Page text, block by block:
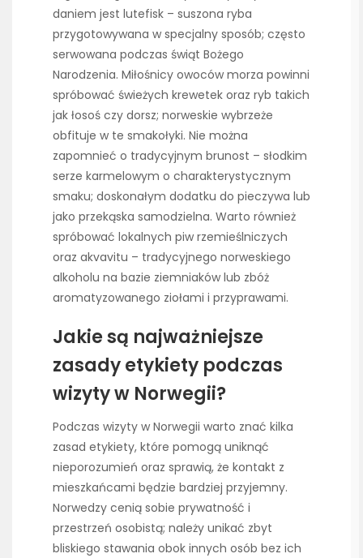
daniem jest lutefisk – suszona ryba
przygotowywana w specjalny sposób; często
serwowana podczas świąt Bożego
Narodzenia. Miłośnicy owoców morza powinni
spróbować świeżych krewetek oraz ryb takich
jak łosoś czy dorsz; norweskie wybrzeże
obfituje w te smakołyki. Nie można
zapomnieć o tradycyjnym brunost – słodkim
serze karmelowym o charakterystycznym
smaku; doskonałym dodatku do pieczywa lub
jako przekąska samodzielna. Warto również
spróbować lokalnych piw rzemieślniczych
oraz akvavitu – tradycyjnego norweskiego
alkoholu na bazie ziemniaków lub zbóż
aromatyzowanego ziołami i przyprawami.
Jakie są najważniejsze
zasady etykiety podczas
wizyty w Norwegii?
Podczas wizyty w Norwegii warto znać kilka
zasad etykiety, które pomogą uniknąć
nieporozumień oraz sprawią, że kontakt z
mieszkańcami będzie bardziej przyjemny.
Norwedzy cenią sobie prywatność i
przestrzeń osobistą; należy unikać zbyt
bliskiego stawania obok innych osób bez ich